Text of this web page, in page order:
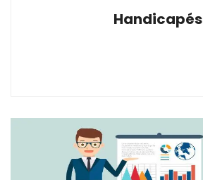
Handicapés